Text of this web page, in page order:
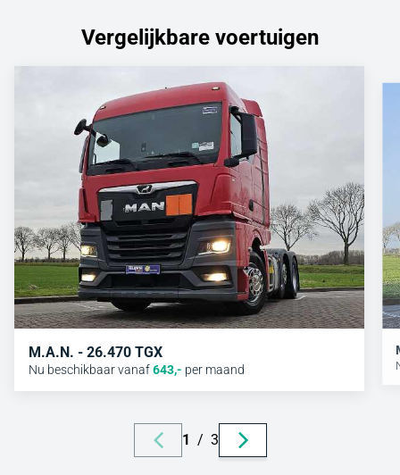
Vergelijkbare voertuigen
M.A.N. - 26.470 TGX
Nu beschikbaar vanaf643,- per maand
1 / 3